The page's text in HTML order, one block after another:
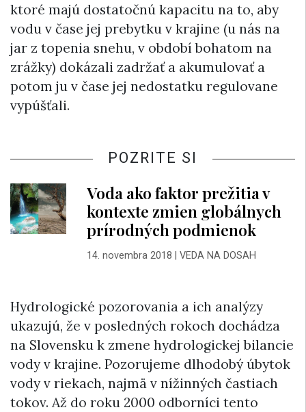
ktoré majú dostatočnú kapacitu na to, aby
vodu v čase jej prebytku v krajine (u nás na
jar z topenia snehu, v období bohatom na
zrážky) dokázali zadržať a akumulovať a
potom ju v čase jej nedostatku regulovane
vypúšťali.
POZRITE SI
Voda ako faktor prežitia v
kontexte zmien globálnych
prírodných podmienok
14. novembra 2018 VEDA NA DOSAH
Hydrologické pozorovania a ich analýzy
ukazujú, že v posledných rokoch dochádza
na Slovensku k zmene hydrologickej bilancie
vody v krajine. Pozorujeme dlhodobý úbytok
vody v riekach, najmä v nížinných častiach
tokov. Až do roku 2000 odborníci tento